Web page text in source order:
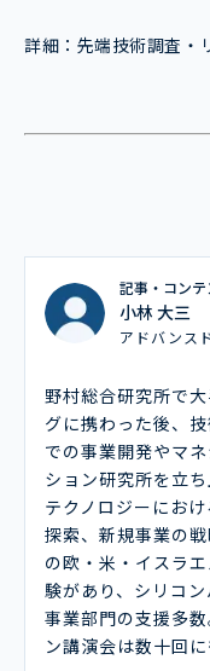
詳細：先端技術調査・
記事・コン
小林 大三
アドバンス
野村総合研究所で
グに携わった後、
での事業開発やマ
ション研究所を立
テクノロジーにお
探索、新規事業の
の欧・米・イスラ
験があり、シリコ
事業部門の支援多
ン講演会は数十回に